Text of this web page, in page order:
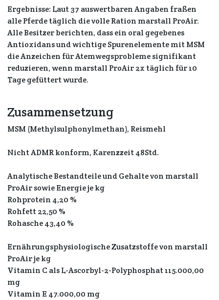
Ergebnisse: Laut 37 auswertbaren Angaben fraßen
alle Pferde täglich die volle Ration marstall ProAir.
Alle Besitzer berichten, dass ein oral gegebenes
Antioxidans und wichtige Spurenelemente mit MSM
die Anzeichen für Atemwegsprobleme signifikant
reduzieren, wenn marstall ProAir 2x täglich für 10
Tage gefüttert wurde.
Zusammensetzung
MSM (Methylsulphonylmethan), Reismehl
Nicht ADMR konform, Karenzzeit 48Std.
Analytische Bestandteile und Gehalte von marstall
ProAir sowie Energie je kg
Rohprotein 4,20 %
Rohfett 22,50 %
Rohasche 43,40 %
Ernährungsphysiologische Zusatzstoffe von marstall
ProAir je kg
Vitamin C als L-Ascorbyl-2-Polyphosphat 115.000,00
mg
Vitamin E 47.000,00 mg